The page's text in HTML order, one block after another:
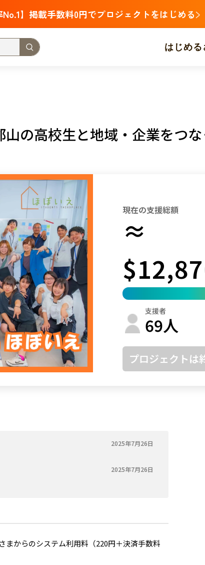
No.1】掲載手数料0円でプロジェクトをはじめる
はじめる
栃木 群馬 埼玉 千葉
石川 福井 山梨
滋賀 京都 大阪 兵庫
島根 岡山 広島 山口
香川 愛媛 高知
佐賀 長崎 熊本 大分 鹿児島 沖縄
の高校生と地域・企業をつ
現在の支援総額
≈
支援者
69人
プロジェクトは
2025年7月26日
2025年7月26日
まからのシステム利用料（220円＋決済手数料